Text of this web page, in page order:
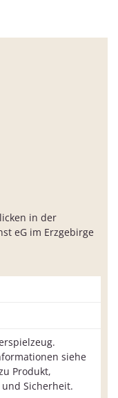
in der
eG im Erzgebirge
siehe
Produkt,
Sicherheit.